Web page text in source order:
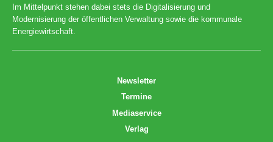
Im Mittelpunkt stehen dabei stets die Digitalisierung und
Modernisierung der öffentlichen Verwaltung sowie die kommunale
Energiewirtschaft.
Newsletter
Termine
Mediaservice
Verlag